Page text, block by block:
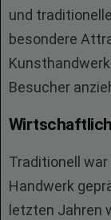
und
besondere
Besucher
Traditionell
Handwerk
letzten